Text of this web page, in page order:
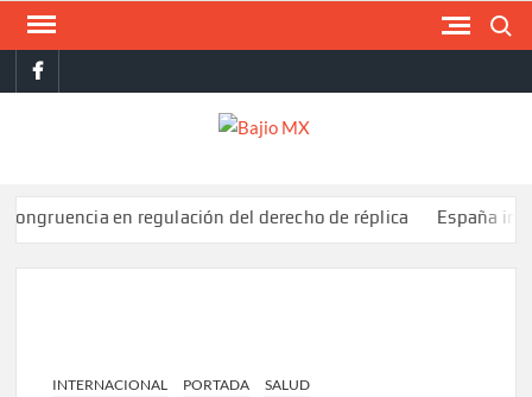
Saltar
contenidofacebook
en regulación del derecho de réplica España impone
INTERNACIONAL PORTADA SALUD